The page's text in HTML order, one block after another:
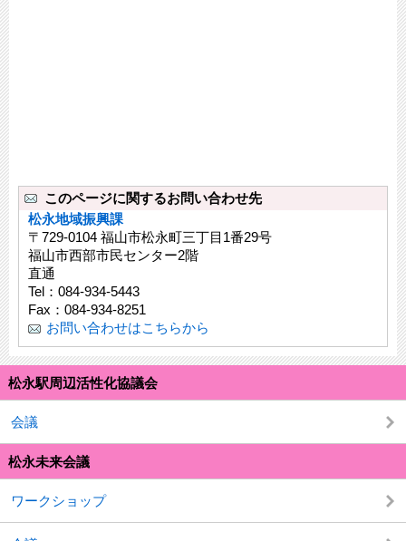
松永駅周辺活性化協議会
会議
松永未来会議
ワークショップ
このページに関するお問い合わせ先
松永地域振興課
〒729-0104 福山市松永町三丁目1番29号
福山市西部市民センター2階
直通
Tel：084-934-5443
Fax：084-934-8251
お問い合わせはこちらから